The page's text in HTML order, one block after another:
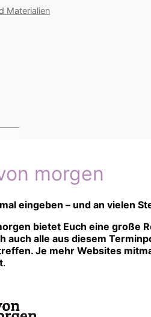
Materialien
morgen
eingeben – und an vielen
bietet Euch eine große
auch alle aus diesem
Je mehr Websites
.